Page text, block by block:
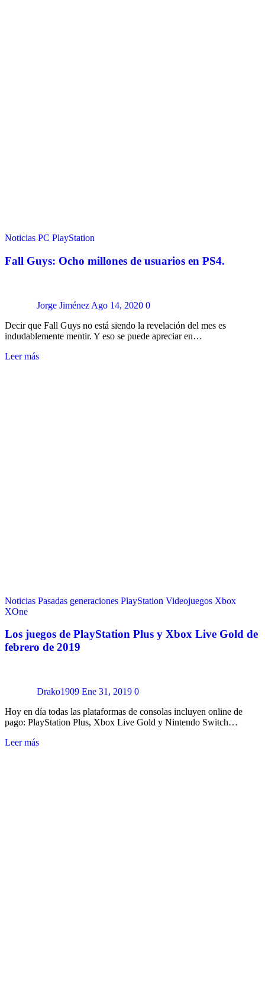
Noticias PC PlayStation
Fall Guys: Ocho millones de usuarios en PS4.
Jorge Jiménez Ago 14, 2020 0
Decir que Fall Guys no está siendo la revelación del mes es
indudablemente mentir. Y eso se puede apreciar en…
Leer más
Noticias Pasadas generaciones PlayStation Videojuegos Xbox
XOne
Los juegos de PlayStation Plus y Xbox Live Gold de
febrero de 2019
Drako1909 Ene 31, 2019 0
Hoy en día todas las plataformas de consolas incluyen online de
pago: PlayStation Plus, Xbox Live Gold y Nintendo Switch…
Leer más